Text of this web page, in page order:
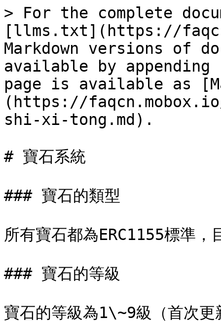
> For the complete
[llms.txt](https://
Markdown versions of
available by
page is available as
(https://faqcn.mobox.io/
shi-xi-tong.md).
# 寶石系統
### 寶石的類型
所有寶石都為ERC1155標準
### 寶石的等級
寶石的等級為1\~9級（首次更